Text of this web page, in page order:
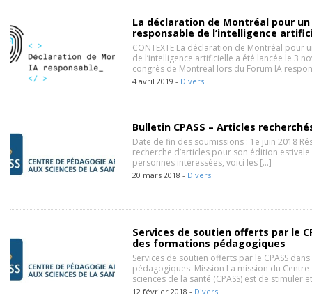
La déclaration de Montréal pour
responsable de l’intelligence
CONTEXTE La déclaration de Montréal
de l’intelligence artificielle a été lancée le 3
congrès de Montréal lors du Forum IA
4 avril 2019 - Divers
Bulletin CPASS – Articles
Date de fin des soumissions : 1e juin 2018
recherche d’articles pour son édition estivale
personnes intéressées, voici les […]
20 mars 2018 - Divers
Services de soutien offerts par le
des formations pédagogiques
Services de soutien offerts par le CPASS
pédagogiques Mission La mission du
sciences de la santé (CPASS) est de stimuler
12 février 2018 - Divers